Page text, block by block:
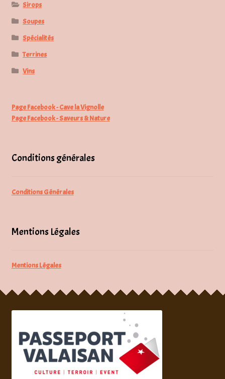
Sirops
Soupes
Spécialités
Terrines
Vins
Page Facebook - Cave la Vignolle
Page Facebook - Saveurs & Nature
Conditions générales
Conditions Générales
Mentions Légales
Mentions Légales